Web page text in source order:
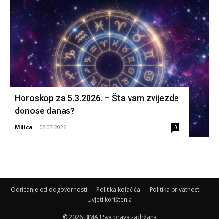
Horoskop za 5.3.2026. – Šta vam zvijezde
donose danas?
Milica - 05.03.2026 0
Odricanje od odgovornosti Politika kolačića
Politika privatnosti
Uvjeti korištenja
© 2026 BIMA ! Sva prava zadržana